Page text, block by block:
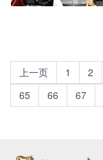
上一页
1 2
65
66 67